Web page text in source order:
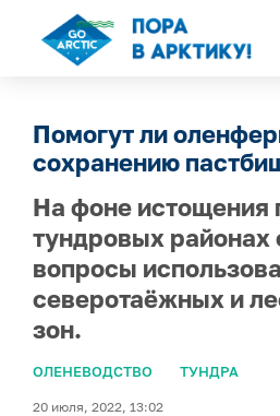
Помогут ли
сохранению
На фоне истощения
тундровых
вопросы
северотаёжных и
зон.
ОЛЕНЕВОДСТВО ТУНДРА
20 июля, 2022, 13:02